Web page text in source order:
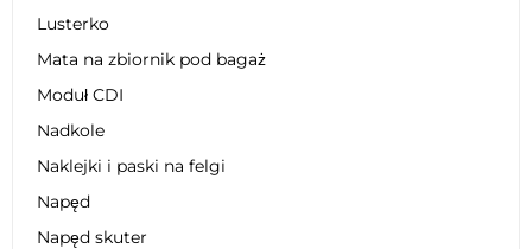
Lusterko
Mata na zbiornik pod bagaż
Moduł CDI
Nadkole
Naklejki i paski na felgi
Napęd
Napęd skuter